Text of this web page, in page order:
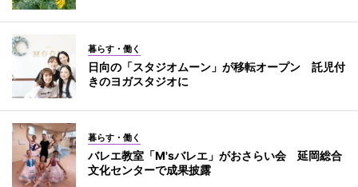
暮らす・働く
日向の「スタジオムーン」が移転オープン 託児付
きのヨガスタジオに
暮らす・働く
バレエ教室「M'sバレエ」がおさらい会 延岡総合
文化センターで成果披露